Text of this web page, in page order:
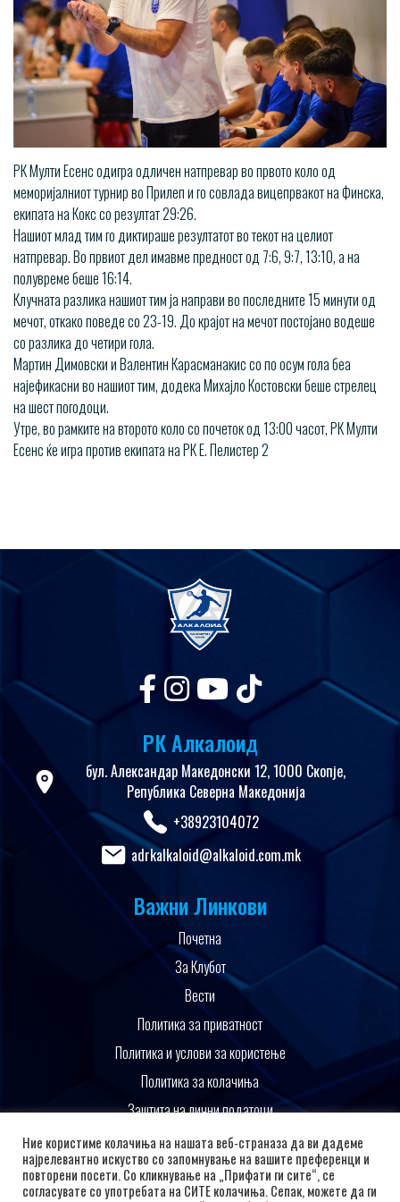
РК Мулти Есенс одигра одличен натпревар во првото коло од
меморијалниот турнир во Прилеп и го совлада вицепрвакот на Финска,
екипата на Кокс со резултат 29:26.
Нашиот млад тим го диктираше резултатот во текот на целиот
натпревар. Во првиот дел имавме предност од 7:6, 9:7, 13:10, а на
полувреме беше 16:14.
Клучната разлика нашиот тим ја направи во последните 15 минути од
мечот, откако поведе со 23-19. До крајот на мечот постојано водеше
со разлика до четири гола.
Мартин Димовски и Валентин Карасманакис со по осум гола беа
најефикасни во нашиот тим, додека Михајло Костовски беше стрелец
на шест погодоци.
Утре, во рамките на второто коло со почеток од 13:00 часот, РК Мулти
Есенс ќе игра против екипата на РК Е. Пелистер 2
РК Алкалоид
бул. Александар Македонски 12, 1000 Скопје,
Република Северна Македонија
+38923104072
adrkalkaloid@alkaloid.com.mk
Важни Линкови
Почетна
За Клубот
Вести
Политика за приватност
Политика и услови за користење
Политика за колачиња
Заштита на лични податоци
Поддржано од
Ние користиме колачиња на нашата веб-страназа да ви дадеме
најрелевантно искуство со запомнување на вашите преференци и
повторени посети. Со кликнување на „Прифати ги сите“, се
согласувате со употребата на СИТЕ колачиња. Сепак, можете да ги